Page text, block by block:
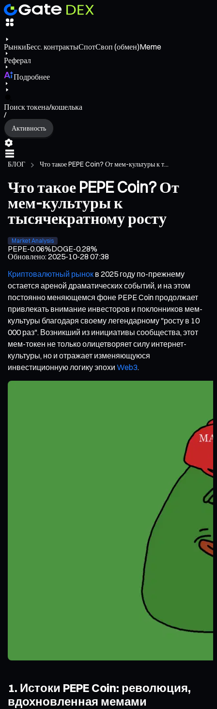
РынкиБесс. контрактыСпотСвоп (обмен)Meme
Реферал
Подробнее
Поиск токена/кошелька
/
Активность
БЛОГ Что такое PEPE Coin? От мем-культуры к т...
Что такое PEPE Coin? От
мем-культуры к
тысячекратному росту
Market Analysis
PEPE-0.06%DOGE-0.28%
Обновлено:2025-10-28 07:38
Криптовалютный рынок в 2025 году по-прежнему
остается ареной драматических событий, и на этом
постоянно меняющемся фоне PEPE Coin продолжает
привлекать внимание инвесторов и поклонников мем-
культуры благодаря своему легендарному "росту в 10
000 раз". Возникший из инициативы сообщества, этот
мем-токен не только олицетворяет силу интернет-
культуры, но и отражает изменяющуюся
инвестиционную логику эпохи Web3.
1. Истоки PEPE Coin: революция,
вдохновленная мемами